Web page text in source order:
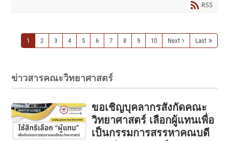
RSS
1 2 3 4 5 6 7 8 9 10 Next Last
ข่าวสารคณะวิทยาศาสตร์
ขอเชิญบุคลากรสังกัดคณะ
วิทยาศาสตร์ เลือกผู้แทนเพื่อ
เป็นกรรมการสรรหาคณบดี